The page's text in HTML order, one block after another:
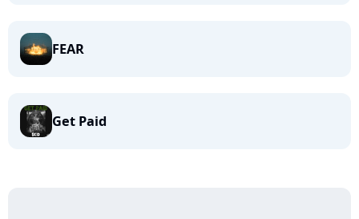
FEAR
Get Paid